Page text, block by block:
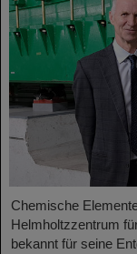
Chemische
Helmholtzzentrum
bekannt für seine